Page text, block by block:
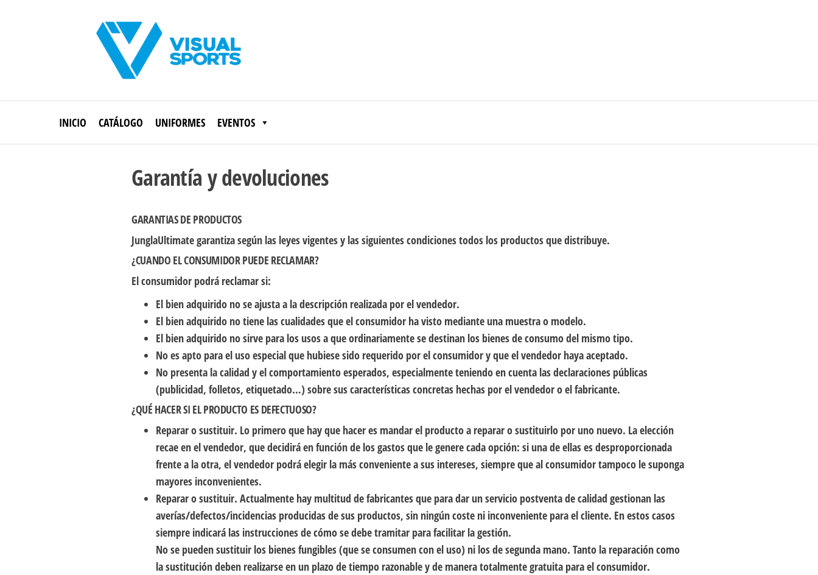
INICIO CATÁLOGO UNIFORMES EVENTOS
Garantía y devoluciones
GARANTIAS DE PRODUCTOS
JunglaUltimate garantiza según las leyes vigentes y las siguientes condiciones todos los productos que distribuye.
¿CUANDO EL CONSUMIDOR PUEDE RECLAMAR?
El consumidor podrá reclamar si:
El bien adquirido no se ajusta a la descripción realizada por el vendedor.
El bien adquirido no tiene las cualidades que el consumidor ha visto mediante una muestra o modelo.
El bien adquirido no sirve para los usos a que ordinariamente se destinan los bienes de consumo del mismo tipo.
No es apto para el uso especial que hubiese sido requerido por el consumidor y que el vendedor haya aceptado.
No presenta la calidad y el comportamiento esperados, especialmente teniendo en cuenta las declaraciones públicas
(publicidad, folletos, etiquetado…) sobre sus características concretas hechas por el vendedor o el fabricante.
¿QUÉ HACER SI EL PRODUCTO ES DEFECTUOSO?
Reparar o sustituir. Lo primero que hay que hacer es mandar el producto a reparar o sustituirlo por uno nuevo. La elección
recae en el vendedor, que decidirá en función de los gastos que le genere cada opción: si una de ellas es desproporcionada
frente a la otra, el vendedor podrá elegir la más conveniente a sus intereses, siempre que al consumidor tampoco le suponga
mayores inconvenientes.
Reparar o sustituir. Actualmente hay multitud de fabricantes que para dar un servicio postventa de calidad gestionan las
averías/defectos/incidencias producidas de sus productos, sin ningún coste ni inconveniente para el cliente. En estos casos
siempre indicará las instrucciones de cómo se debe tramitar para facilitar la gestión.
No se pueden sustituir los bienes fungibles (que se consumen con el uso) ni los de segunda mano. Tanto la reparación como
la sustitución deben realizarse en un plazo de tiempo razonable y de manera totalmente gratuita para el consumidor.